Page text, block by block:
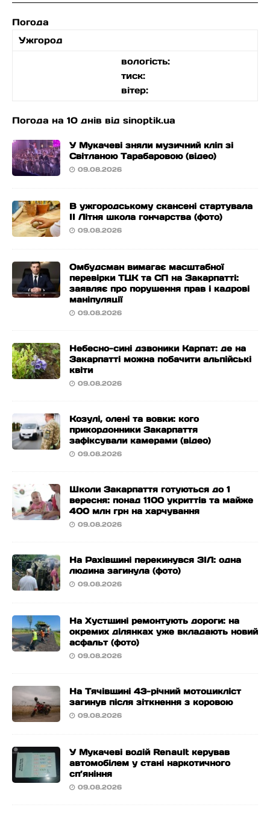
Погода
Ужгород
вологість:
тиск:
вітер:
Погода на 10 днів від sinoptik.ua
У Мукачеві зняли музичний кліп зі
Світланою Тарабаровою (відео)
09.08.2026
В ужгородському скансені стартувала
ІІ Літня школа гончарства (фото)
09.08.2026
Омбудсман вимагає масштабної
перевірки ТЦК та СП на Закарпатті:
заявляє про порушення прав і кадрові
маніпуляції
09.08.2026
Небесно-сині дзвоники Карпат: де на
Закарпатті можна побачити альпійські
квіти
09.08.2026
Козулі, олені та вовки: кого
прикордонники Закарпаття
зафіксували камерами (відео)
09.08.2026
Школи Закарпаття готуються до 1
вересня: понад 1100 укриттів та майже
400 млн грн на харчування
09.08.2026
На Рахівщині перекинувся ЗІЛ: одна
людина загинула (фото)
09.08.2026
На Хустщині ремонтують дороги: на
окремих ділянках уже вкладають новий
асфальт (фото)
09.08.2026
На Тячівщині 43-річний мотоцикліст
загинув після зіткнення з коровою
09.08.2026
У Мукачеві водій Renault керував
автомобілем у стані наркотичного
сп’яніння
09.08.2026